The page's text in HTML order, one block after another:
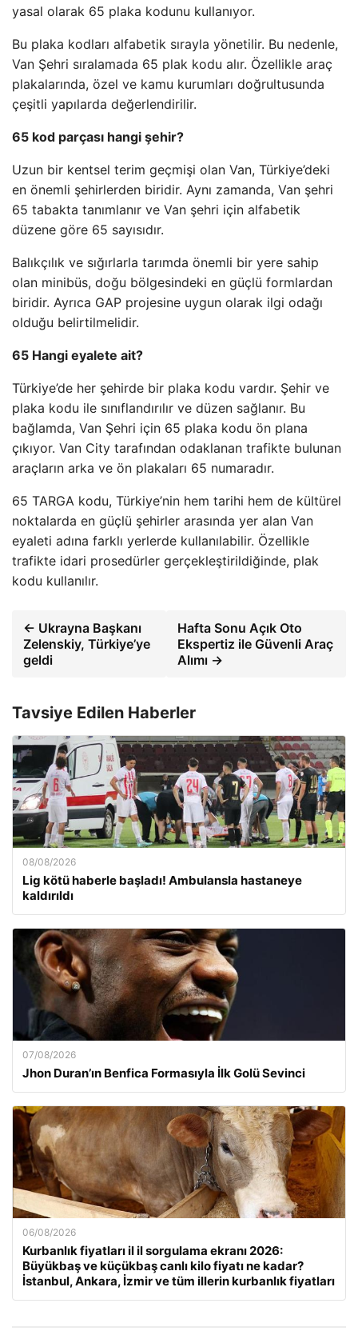
yasal olarak 65 plaka kodunu kullanıyor.
Bu plaka kodları alfabetik sırayla yönetilir. Bu nedenle,
Van Şehri sıralamada 65 plak kodu alır. Özellikle araç
plakalarında, özel ve kamu kurumları doğrultusunda
çeşitli yapılarda değerlendirilir.
65 kod parçası hangi şehir?
Uzun bir kentsel terim geçmişi olan Van, Türkiye’deki
en önemli şehirlerden biridir. Aynı zamanda, Van şehri
65 tabakta tanımlanır ve Van şehri için alfabetik
düzene göre 65 sayısıdır.
Balıkçılık ve sığırlarla tarımda önemli bir yere sahip
olan minibüs, doğu bölgesindeki en güçlü formlardan
biridir. Ayrıca GAP projesine uygun olarak ilgi odağı
olduğu belirtilmelidir.
65 Hangi eyalete ait?
Türkiye’de her şehirde bir plaka kodu vardır. Şehir ve
plaka kodu ile sınıflandırılır ve düzen sağlanır. Bu
bağlamda, Van Şehri için 65 plaka kodu ön plana
çıkıyor. Van City tarafından odaklanan trafikte bulunan
araçların arka ve ön plakaları 65 numaradır.
65 TARGA kodu, Türkiye’nin hem tarihi hem de kültürel
noktalarda en güçlü şehirler arasında yer alan Van
eyaleti adına farklı yerlerde kullanılabilir. Özellikle
trafikte idari prosedürler gerçekleştirildiğinde, plak
kodu kullanılır.
← Ukrayna Başkanı
Zelenskiy, Türkiye’ye
geldi
Hafta Sonu Açık Oto
Ekspertiz ile Güvenli Araç
Alımı →
Tavsiye Edilen Haberler
08/08/2026
Lig kötü haberle başladı! Ambulansla hastaneye
kaldırıldı
07/08/2026
Jhon Duran’ın Benfica Formasıyla İlk Golü Sevinci
06/08/2026
Kurbanlık fiyatları il il sorgulama ekranı 2026:
Büyükbaş ve küçükbaş canlı kilo fiyatı ne kadar?
İstanbul, Ankara, İzmir ve tüm illerin kurbanlık fiyatları